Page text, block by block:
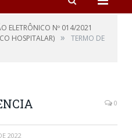
ELETRÔNICO Nº 014/2021
HOSPITALAR) »
TERMO DE
0
2022